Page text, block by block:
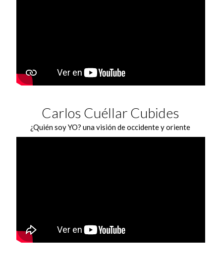
Carlos Cuéllar Cubides
¿Quién soy YO? una visión de occidente y oriente